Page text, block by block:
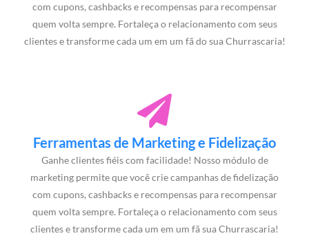
com cupons, cashbacks e recompensas para recompensar
quem volta sempre. Fortaleça o relacionamento com seus
clientes e transforme cada um em um fã do sua Churrascaria!
Ferramentas de Marketing e Fidelização
Ganhe clientes fiéis com facilidade! Nosso módulo de
marketing permite que você crie campanhas de fidelização
com cupons, cashbacks e recompensas para recompensar
quem volta sempre. Fortaleça o relacionamento com seus
clientes e transforme cada um em um fã sua Churrascaria!